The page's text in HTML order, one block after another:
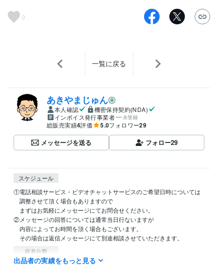
0
一覧に戻る
あきやまじゅん
本人確認
機密保持契約(NDA)
インボイス発行事業者
未登録
総販売実績4評価 5.0フォロワー29
メッセージを送る フォロー29
スケジュール
①電話相談サービス・ビデオチャットサービスのご希望日時については
調整させて頂く場合もありますので
まずはお気軽にメッセージにてお問合せください。
②メッセージの回答については通常当日行ないますが
内容によってお時間を頂く場合もございます。
その場合は返信メッセージにて別途相談させていただきます。
得意分野
IT相談・システム開発
社内SE目線でのパソコン・スマホの使い方
出品者の実績をもっと見る